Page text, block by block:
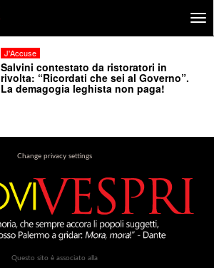
J'Accuse
Salvini contestato da ristoratori in
rivolta: “Ricordati che sei al Governo”.
La demagogia leghista non paga!
Change privacy settings
Questo sito è associato alla